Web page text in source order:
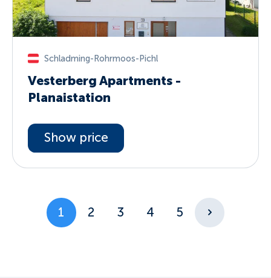
Schladming-Rohrmoos-Pichl
Vesterberg Apartments -
Planaistation
Show price
1 2 3 4 5